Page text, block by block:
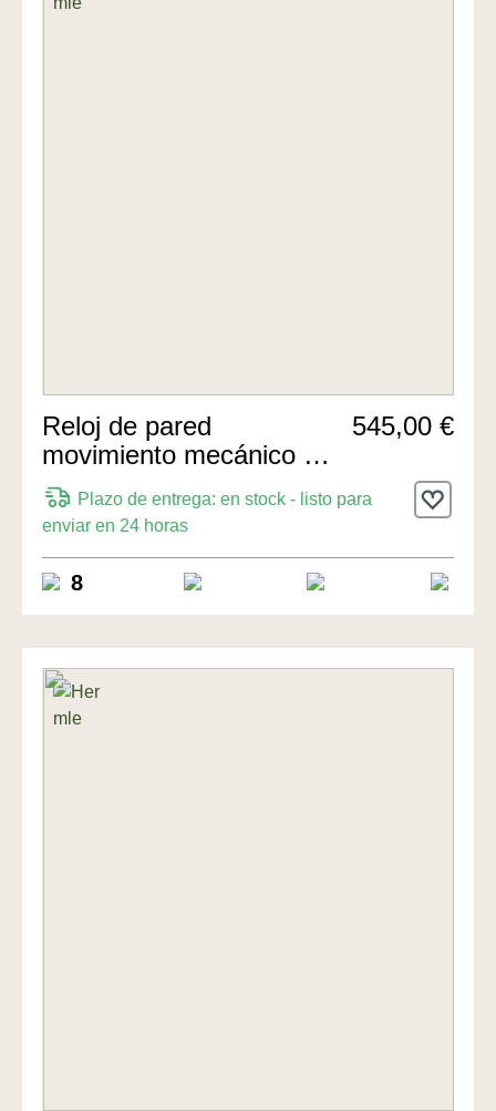
Reloj de pared
movimiento mecánico de
8 días 67cm de Hermle
Uhren
545,00 €
Plazo de entrega: en stock - listo para
enviar en 24 horas
8